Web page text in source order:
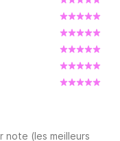
note (les meilleurs